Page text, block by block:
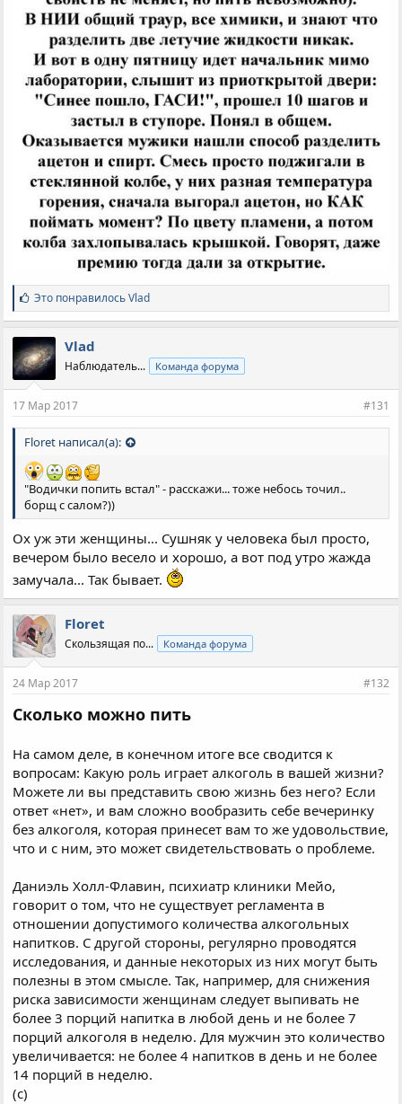
С
и
м
п
а
т
и
:
Это понравилосьVlad
Vlad
Наблюдатель... Команда форума
17 Мар 2017 #131
Floret написал(а):
"Водички попить встал" - расскажи... тоже небось точил..
борщ с салом?))
Ох уж эти женщины... Сушняк у человека был просто,
вечером было весело и хорошо, а вот под утро жажда
замучала... Так бывает.
Floret
Скользящая по... Команда форума
24 Мар 2017 #132
Сколько можно пить
На самом деле, в конечном итоге все сводится к
вопросам: Какую роль играет алкоголь в вашей жизни?
Можете ли вы представить свою жизнь без него? Если
ответ «нет», и вам сложно вообразить себе вечеринку
без алкоголя, которая принесет вам то же удовольствие,
что и с ним, это может свидетельствовать о проблеме.
Даниэль Холл-Флавин, психиатр клиники Мейо,
говорит о том, что не существует регламента в
отношении допустимого количества алкогольных
напитков. С другой стороны, регулярно проводятся
исследования, и данные некоторых из них могут быть
полезны в этом смысле. Так, например, для снижения
риска зависимости женщинам следует выпивать не
более 3 порций напитка в любой день и не более 7
порций алкоголя в неделю. Для мужчин это количество
увеличивается: не более 4 напитков в день и не более
14 порций в неделю.
(с)